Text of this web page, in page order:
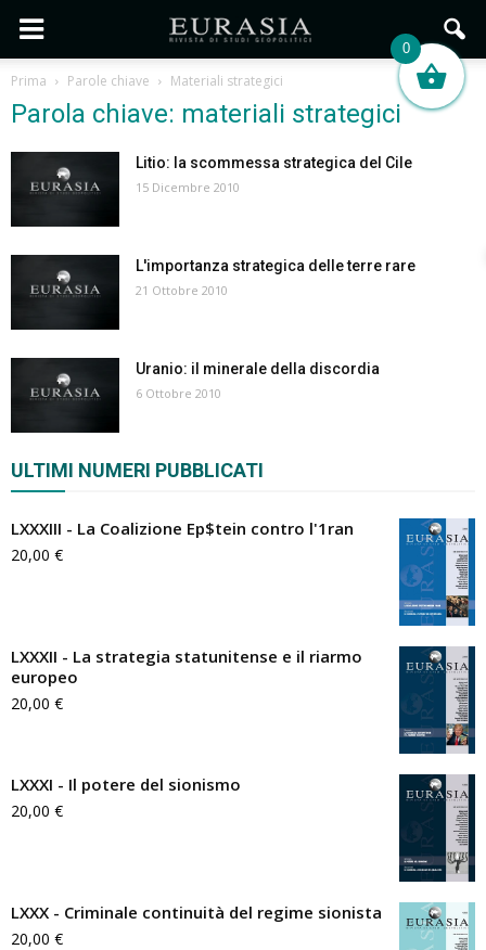
Prima Parole chiave Materiali strategici
Parola chiave: materiali strategici
Litio: la scommessa strategica del Cile
15 Dicembre 2010
L'importanza strategica delle terre rare
21 Ottobre 2010
Uranio: il minerale della discordia
6 Ottobre 2010
ULTIMI NUMERI PUBBLICATI
LXXXIII - La Coalizione Ep$tein contro l'1ran
20,00 €
LXXXII - La strategia statunitense e il riarmo
europeo
20,00 €
LXXXI - Il potere del sionismo
20,00 €
LXXX - Criminale continuità del regime sionista
20,00 €
0